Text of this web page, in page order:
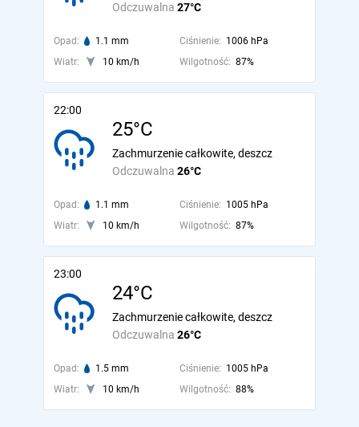
Odczuwalna 27°C
Opad: 1.1 mm Ciśnienie: 1006 hPa
Wiatr:
10 km/h Wilgotność: 87%
22:00
25°C
Odczuwalna 26°C
Zachmurzenie całkowite, deszcz
Opad: 1.1 mm Ciśnienie: 1005 hPa
Wiatr:
10 km/h Wilgotność: 87%
23:00
24°C
Odczuwalna 26°C
Zachmurzenie całkowite, deszcz
Opad: 1.5 mm Ciśnienie: 1005 hPa
Wiatr:
10 km/h Wilgotność: 88%